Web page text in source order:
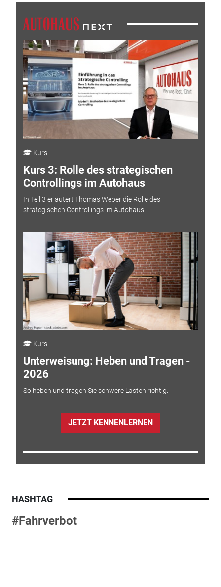
Kurs
Kurs 3: Rolle des strategischen
Controllings im Autohaus
In Teil 3 erläutert Thomas Weber die Rolle des
strategischen Controllings im Autohaus.
Kurs
Unterweisung: Heben und Tragen -
2026
So heben und tragen Sie schwere Lasten richtig.
JETZT KENNENLERNEN
HASHTAG
#Fahrverbot